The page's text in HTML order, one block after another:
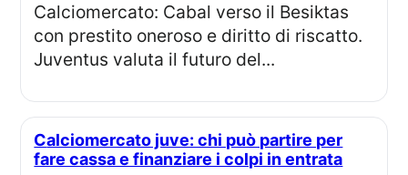
Calciomercato: Cabal verso il Besiktas
con prestito oneroso e diritto di riscatto.
Juventus valuta il futuro del...
Calciomercato juve: chi può partire per
fare cassa e finanziare i colpi in entrata